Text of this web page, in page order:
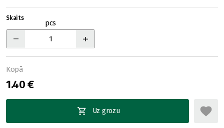
Skaits
pcs
Kopā
1.40 €
Uz grozu